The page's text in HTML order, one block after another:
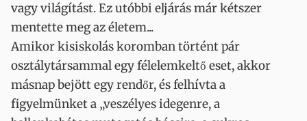
vagy világítást. Ez utóbbi eljárás már kétszer
mentette meg az életem...
Amikor kisiskolás koromban történt pár
osztálytársammal egy félelemkeltő eset, akkor
másnap bejött egy rendőr, és felhívta a
figyelmünket a „veszélyes idegenre, a